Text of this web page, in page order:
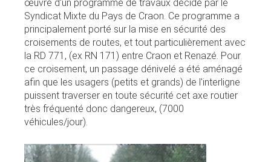
œuvre d'un programme de travaux décidé par le
Syndicat Mixte du Pays de Craon. Ce programme a
principalement porté sur la mise en sécurité des
croisements de routes, et tout particulièrement avec
la RD 771, (ex RN 171) entre Craon et Renazé. Pour
ce croisement, un passage dénivelé a été aménagé
afin que les usagers (petits et grands) de l'interligne
puissent traverser en toute sécurité cet axe routier
très fréquenté donc dangereux, (7000
véhicules/jour).